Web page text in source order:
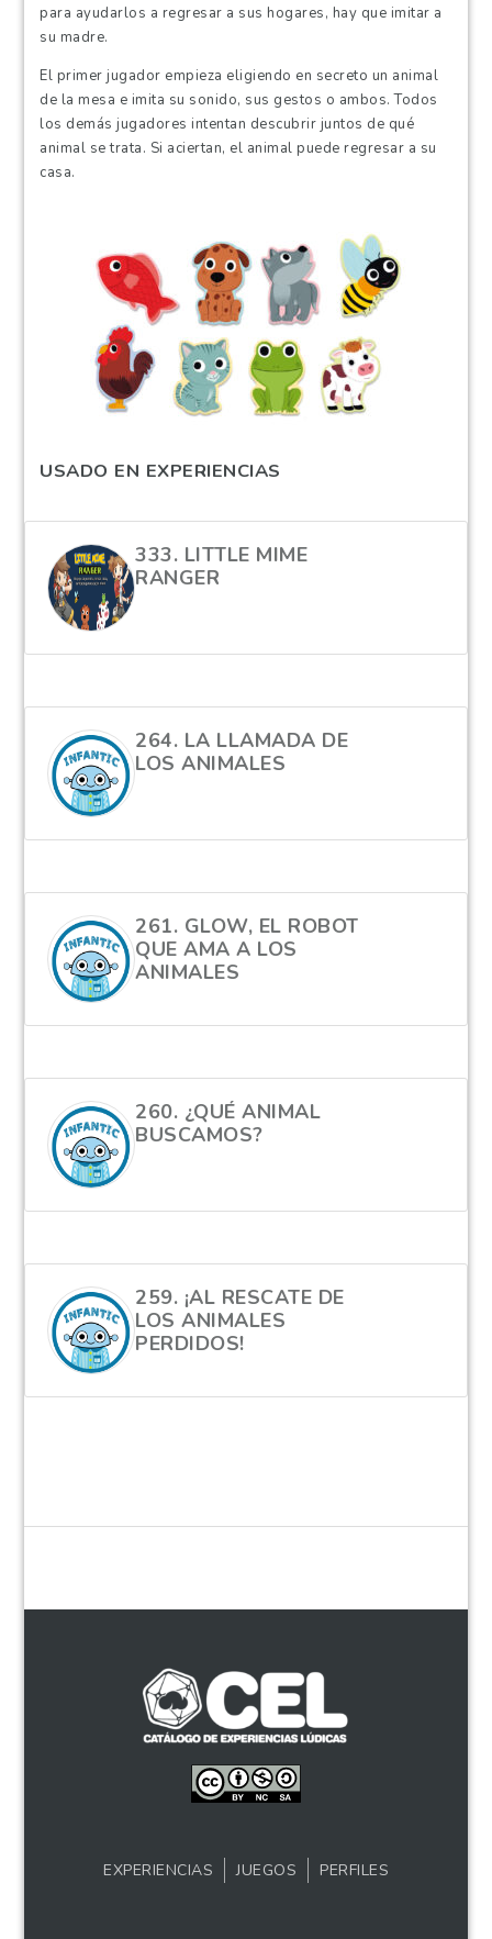
para ayudarlos a regresar a sus hogares, hay que imitar a
su madre.
El primer jugador empieza eligiendo en secreto un animal
de la mesa e imita su sonido, sus gestos o ambos. Todos
los demás jugadores intentan descubrir juntos de qué
animal se trata. Si aciertan, el animal puede regresar a su
casa.
USADO EN EXPERIENCIAS
333. LITTLE MIME
RANGER
264. LA LLAMADA DE
LOS ANIMALES
261. GLOW, EL ROBOT
QUE AMA A LOS
ANIMALES
260. ¿QUÉ ANIMAL
BUSCAMOS?
259. ¡AL RESCATE DE
LOS ANIMALES
PERDIDOS!
EXPERIENCIAS JUEGOS PERFILES